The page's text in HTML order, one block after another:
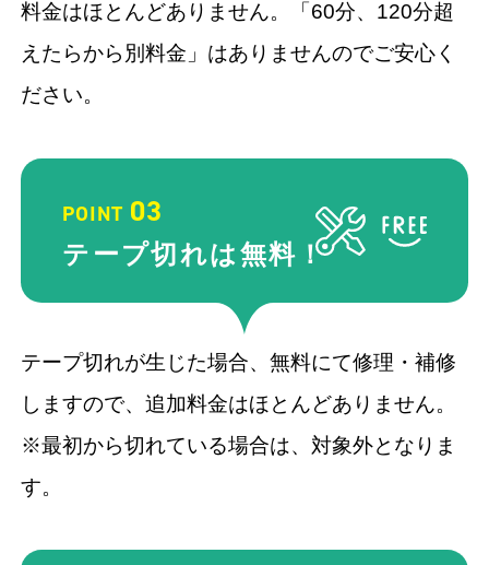
料金はほとんどありません。「60分、120分超
えたらから別料金」はありませんのでご安心く
ださい。
POINT 03
テープ切れは無料！
テープ切れが生じた場合、無料にて修理・補修
しますので、追加料金はほとんどありません。
※最初から切れている場合は、対象外となりま
す。